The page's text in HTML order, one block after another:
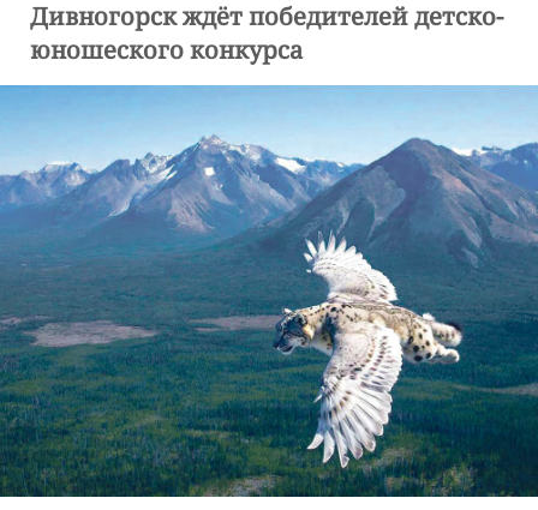
Дивногорск ждёт победителей детско-
юношеского конкурса